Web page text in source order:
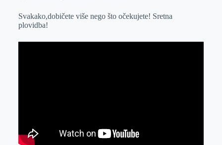
Svakako,dobičete više nego što očekujete! Sretna
plovidba!